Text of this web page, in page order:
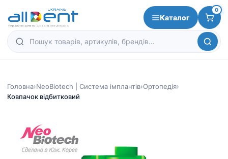
Каталог
0
Головна›NeoBiotech | Система імплантів›Ортопедія›
Ковпачок відбитковий